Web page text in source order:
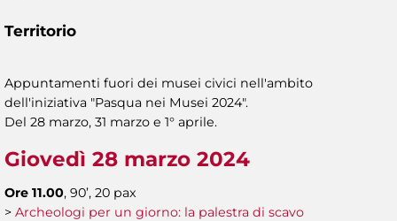
Territorio
Appuntamenti fuori dei musei civici nell'ambito
dell'iniziativa "Pasqua nei Musei 2024".
Del 28 marzo, 31 marzo e 1° aprile.
Giovedì 28 marzo 2024
Ore 11.00, 90’, 20 pax
> Archeologi per un giorno: la palestra di scavo